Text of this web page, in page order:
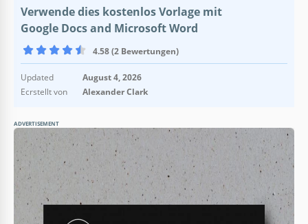
Verwende dies kostenlos Vorlage mit
Google Docs and Microsoft Word
4.58 (2 Bewertungen)
Updated
August 4, 2026
Ecrstellt von
Alexander Clark
ADVERTISEMENT